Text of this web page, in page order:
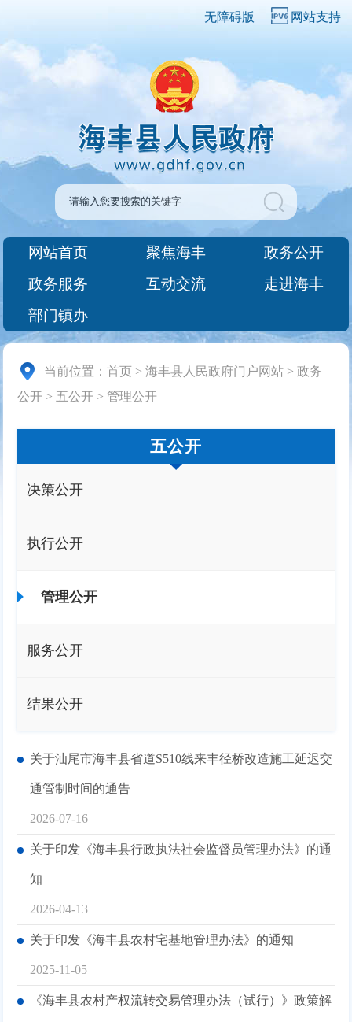
无障碍版 网站支持
网站首页 聚焦海丰
政务公开
政务服务
互动交流
走进海丰
部门镇办
当前位置：首页 >海丰县人民政府门户网站 >政务
公开 > 五公开 > 管理公开
五公开
决策公开
执行公开
管理公开
服务公开
结果公开
关于汕尾市海丰县省道S510线来丰径桥改造施工延迟交
通管制时间的通告
2026-07-16
关于印发《海丰县行政执法社会监督员管理办法》的通
知
2026-04-13
关于印发《海丰县农村宅基地管理办法》的通知
2025-11-05
《海丰县农村产权流转交易管理办法（试行）》政策解